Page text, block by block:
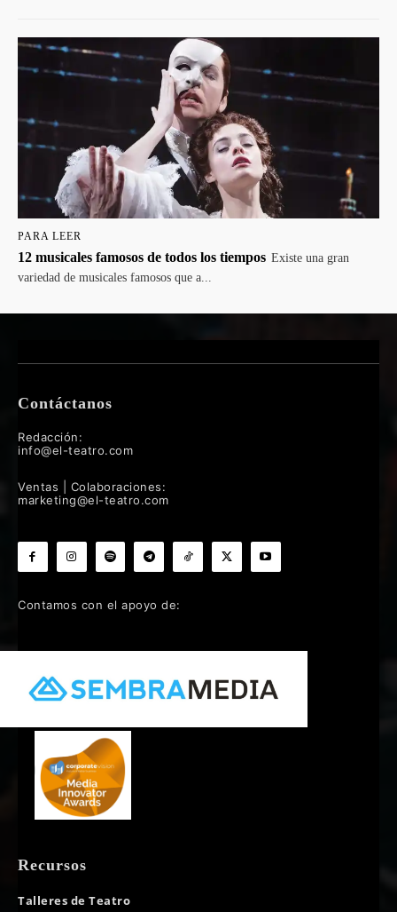
PARA LEER
12 musicales famosos de todos los tiempos Existe una gran
variedad de musicales famosos que a...
Contáctanos
Redacción:
info@el-teatro.com
Ventas | Colaboraciones:
marketing@el-teatro.com
Contamos con el apoyo de:
Recursos
Talleres de Teatro